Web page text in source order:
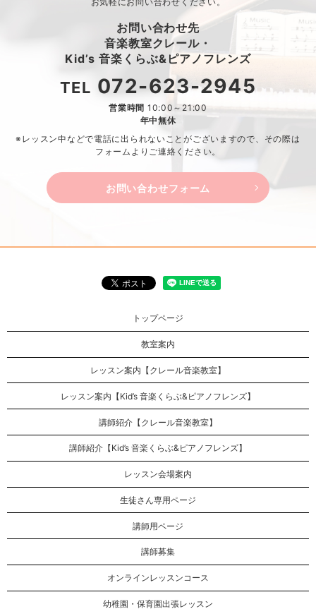
お問い合わせ先
音楽教室クレール・
Kid’s 音楽くらぶ&ピアノフレンズ
TEL 072-623-2945
営業時間 10:00～21:00
年中無休
※レッスン中などで電話に出られないことがございますので、 その際は
フォームよりご連絡ください。
お問い合わせフォーム
トップページ
教室案内
レッスン案内【クレール音楽教室】
レッスン案内【Kid’s 音楽くらぶ&ピアノフレンズ】
講師紹介【クレール音楽教室】
講師紹介【Kid’s 音楽くらぶ&ピアノフレンズ】
レッスン会場案内
生徒さん専用ページ
講師用ページ
講師募集
オンラインレッスンコース
幼稚園・保育園出張レッスン